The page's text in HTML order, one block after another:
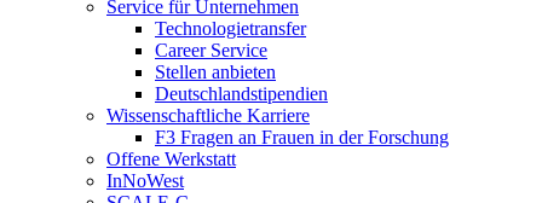
Service für Unternehmen
Technologietransfer
Career Service
Stellen anbieten
Deutschlandstipendien
Wissenschaftliche Karriere
F3 Fragen an Frauen in der Forschung
Offene Werkstatt
InNoWest